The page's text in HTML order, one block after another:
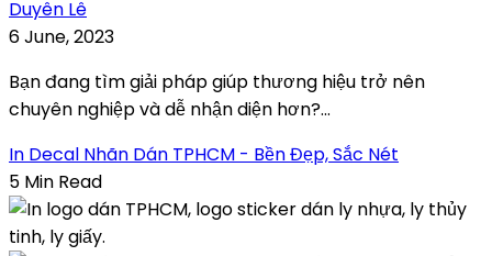
Duyên Lê
6 June, 2023
Bạn đang tìm giải pháp giúp thương hiệu trở nên
chuyên nghiệp và dễ nhận diện hơn?...
In Decal Nhãn Dán TPHCM - Bền Đẹp, Sắc Nét
5 Min Read